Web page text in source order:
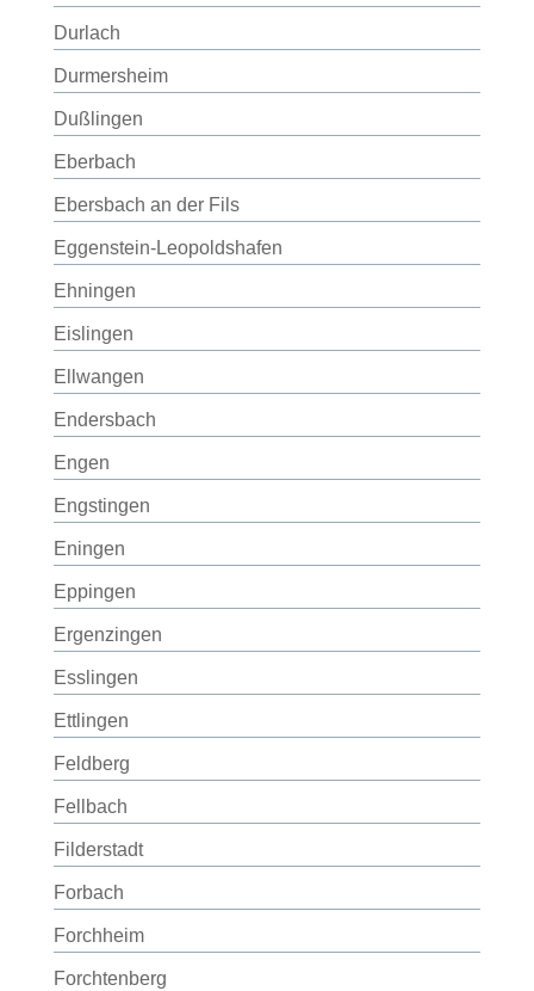
Durlach
Durmersheim
Dußlingen
Eberbach
Ebersbach an der Fils
Eggenstein-Leopoldshafen
Ehningen
Eislingen
Ellwangen
Endersbach
Engen
Engstingen
Eningen
Eppingen
Ergenzingen
Esslingen
Ettlingen
Feldberg
Fellbach
Filderstadt
Forbach
Forchheim
Forchtenberg